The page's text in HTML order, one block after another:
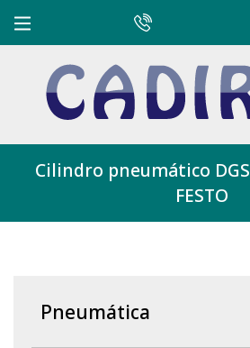
Cilindro pneumático
FESTO
Pneumática